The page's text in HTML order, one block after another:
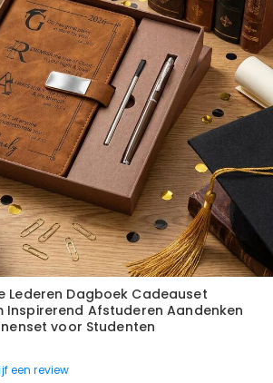
Lederen Dagboek Cadeauset
Inspirerend Afstuderen Aandenken
voor Studenten
een review